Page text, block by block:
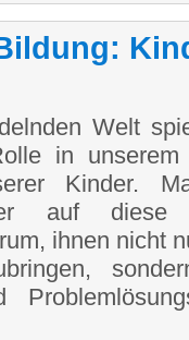
Welt
in
Kinder.
auf diese
ihnen nicht